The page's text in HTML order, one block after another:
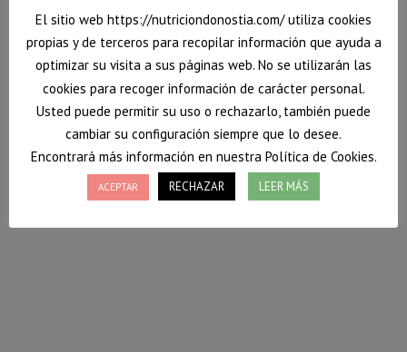
El sitio web https://nutriciondonostia.com/ utiliza cookies
propias y de terceros para recopilar información que ayuda a
optimizar su visita a sus páginas web. No se utilizarán las
cookies para recoger información de carácter personal.
Usted puede permitir su uso o rechazarlo, también puede
cambiar su configuración siempre que lo desee.
Encontrará más información en nuestra Política de Cookies.
ACEPTAR RECHAZAR LEER MÁS